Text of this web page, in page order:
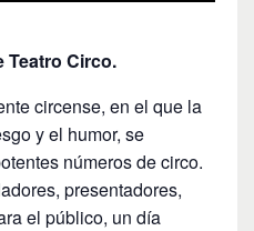
Teatro Circo.
circense, en el que la
y el humor, se
números de circo.
presentadores,
el público, un día